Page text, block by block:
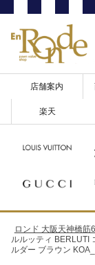
店舗案内
楽天
ロンド 大阪天神橋筋
ルルッティ BERLUTI
ルダー ブラウン